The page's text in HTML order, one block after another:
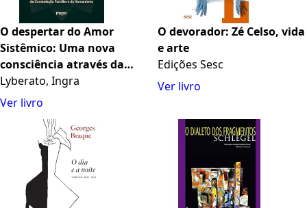
O despertar do Amor
Sistêmico: Uma nova
consciência através da
Arte, da Constelação
Familiar e do Xamanismo
Lyberato, Ingra
Ver livro
O devorador: Zé Celso, vida
e arte
Edições Sesc
Ver livro